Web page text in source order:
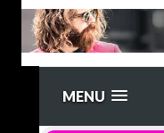
MENU